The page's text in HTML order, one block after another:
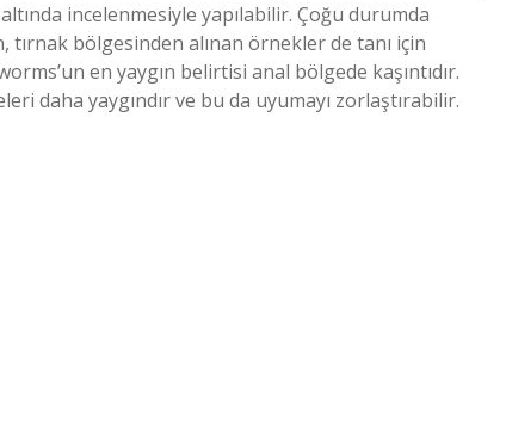
incelenmesiyle yapılabilir. Çoğu durumda
tırnak bölgesinden alınan örnekler de tanı için
en yaygın belirtisi anal bölgede kaşıntıdır.
daha yaygındır ve bu da uyumayı zorlaştırabilir.